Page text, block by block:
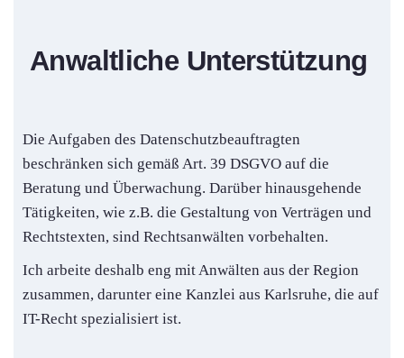
Anwaltliche Unterstützung
Die Aufgaben des Datenschutzbeauftragten
beschränken sich gemäß Art. 39 DSGVO auf die
Beratung und Überwachung. Darüber hinausgehende
Tätigkeiten, wie z.B. die Gestaltung von Verträgen und
Rechtstexten, sind Rechtsanwälten vorbehalten.
Ich arbeite deshalb eng mit Anwälten aus der Region
zusammen, darunter eine Kanzlei aus Karlsruhe, die auf
IT-Recht spezialisiert ist.